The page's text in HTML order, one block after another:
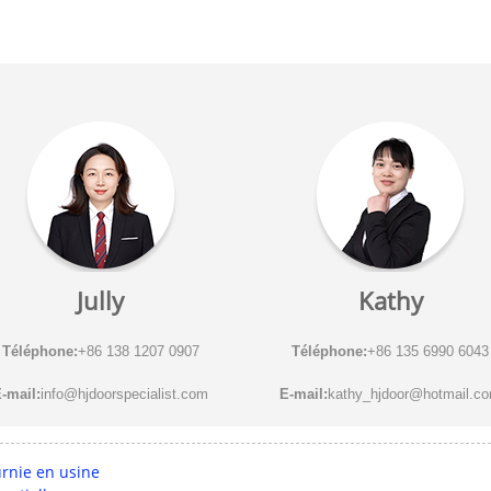
Jully
Téléphone:+86 138 1207 0907
mail:info@hjdoorspecialist.com
Kathy
Téléphone:+86 135 6990 6043
E-mail:
en usine